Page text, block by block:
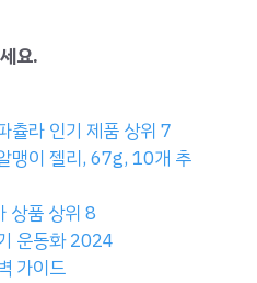
요.
츌라 인기 제품 상위 7
맹이 젤리, 67g, 10개 추
상품 상위 8
운동화 2024
가이드